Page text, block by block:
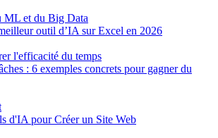
ML et du Big Data
outil d’IA sur Excel en 2026
l'efficacité du temps
: 6 exemples concrets pour gagner du
d'IA pour Créer un Site Web